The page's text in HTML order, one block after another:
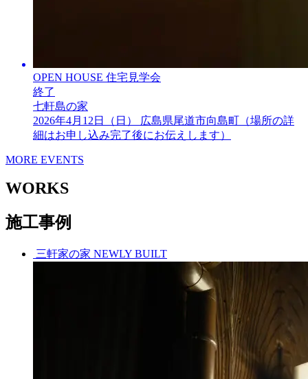
OPEN HOUSE 住宅見学会
終了
七軒島の家
2026年4月12日（日）
広島県尾道市向島町（場所の詳
細はお申し込み完了後にお伝えします）
MORE EVENTS
WORKS
施工事例
三軒家の家 NEWLY BUILT